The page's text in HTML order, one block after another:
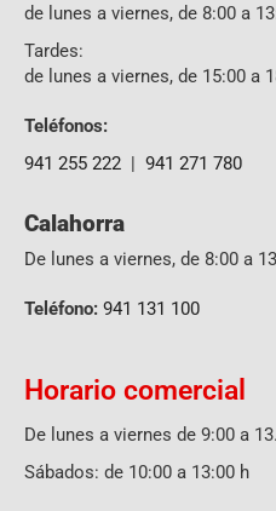
de lunes a viernes, de 8:00 a
Tardes:
de lunes a viernes, de 15:00 a
Teléfonos:
941 255 222 | 941 271 780
Calahorra
De lunes a viernes, de 8:00 a
Teléfono: 941 131 100
Horario comercial
De lunes a viernes de 9:00 a
Sábados: de 10:00 a 13:00 h